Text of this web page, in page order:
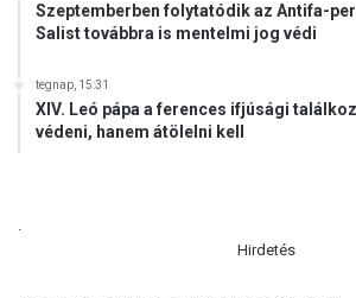
Szeptemberben folytatódik az Antifa-
Salist továbbra is mentelmi jog védi
tegnap, 15:31
XIV. Leó pápa a ferences ifjúsági
védeni, hanem átölelni kell
.
Hirdetés